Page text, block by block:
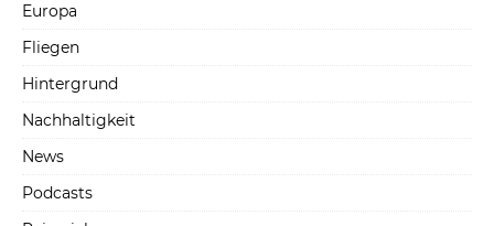
Europa
Fliegen
Hintergrund
Nachhaltigkeit
News
Podcasts